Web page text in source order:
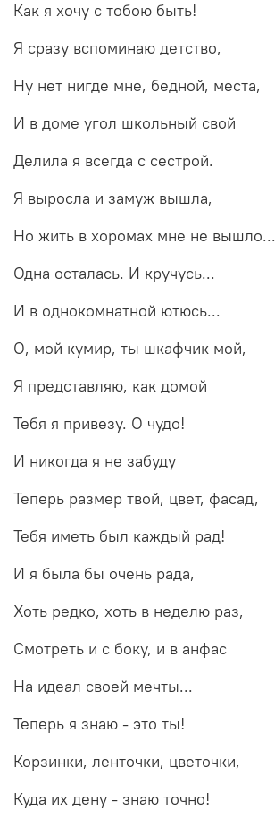
Как я хочу с тобою быть!
Я сразу вспоминаю детство,
Ну нет нигде мне, бедной, места,
И в доме угол школьный свой
Делила я всегда с сестрой.
Я выросла и замуж вышла,
Но жить в хоромах мне не вышло...
Одна осталась. И кручусь...
И в однокомнатной ютюсь...
О, мой кумир, ты шкафчик мой,
Я представляю, как домой
Тебя я привезу. О чудо!
И никогда я не забуду
Теперь размер твой, цвет, фасад,
Тебя иметь был каждый рад!
И я была бы очень рада,
Хоть редко, хоть в неделю раз,
Смотреть и с боку, и в анфас
На идеал своей мечты...
Теперь я знаю - это ты!
Корзинки, ленточки, цветочки,
Куда их дену - знаю точно!